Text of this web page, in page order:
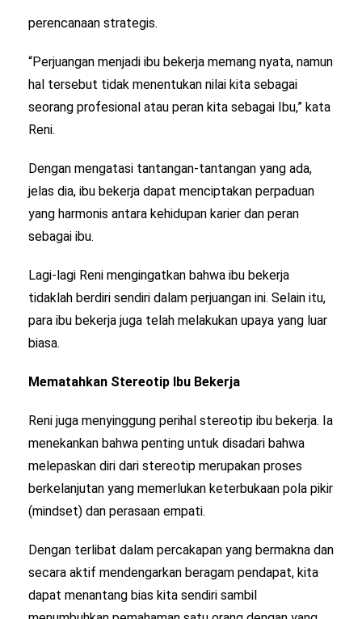
perencanaan strategis.
“Perjuangan menjadi ibu bekerja memang nyata, namun
hal tersebut tidak menentukan nilai kita sebagai
seorang profesional atau peran kita sebagai Ibu,” kata
Reni.
Dengan mengatasi tantangan-tantangan yang ada,
jelas dia, ibu bekerja dapat menciptakan perpaduan
yang harmonis antara kehidupan karier dan peran
sebagai ibu.
Lagi-lagi Reni mengingatkan bahwa ibu bekerja
tidaklah berdiri sendiri dalam perjuangan ini. Selain itu,
para ibu bekerja juga telah melakukan upaya yang luar
biasa.
Mematahkan Stereotip Ibu Bekerja
Reni juga menyinggung perihal stereotip ibu bekerja. Ia
menekankan bahwa penting untuk disadari bahwa
melepaskan diri dari stereotip merupakan proses
berkelanjutan yang memerlukan keterbukaan pola pikir
(mindset) dan perasaan empati.
Dengan terlibat dalam percakapan yang bermakna dan
secara aktif mendengarkan beragam pendapat, kita
dapat menantang bias kita sendiri sambil